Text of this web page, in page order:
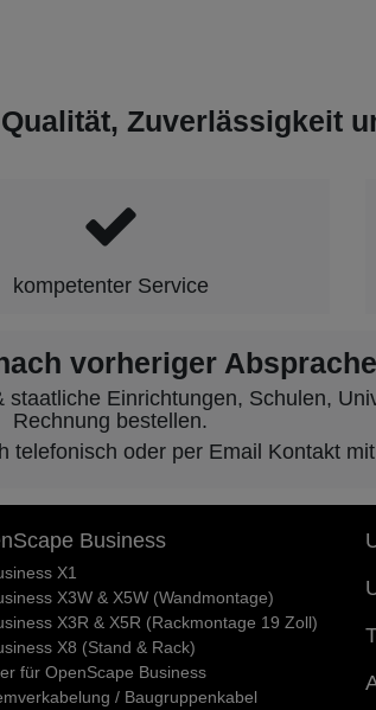
Zuverlässigkeit
kompetenter Service
vorheriger
Einrichtungen, Schulen,
Rechnung bestellen.
telefonisch oder per Email Kontakt
Business
X1
X3W & X5W (Wandmontage)
X3R & X5R (Rackmontage 19 Zoll)
X8 (Stand & Rack)
für OpenScape Business
/ Baugruppenkabel